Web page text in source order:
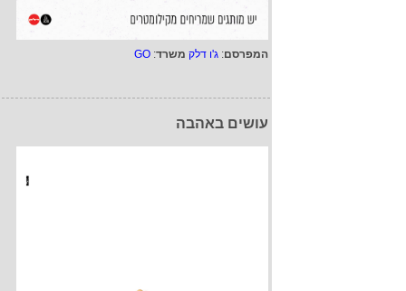
המפרסם: ג'ו דלק משרד:
GO
עושים באהבה